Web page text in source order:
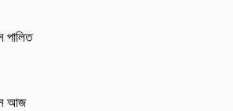
পা‌লিত
আজ